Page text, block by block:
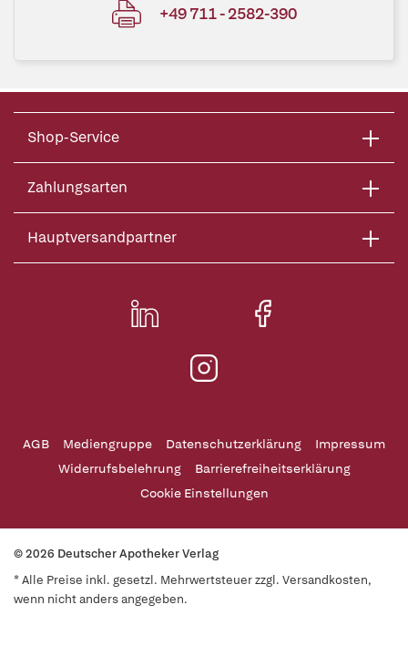
+49 711 - 2582-390
Shop-Service
Zahlungsarten
Hauptversandpartner
AGB Mediengruppe Datenschutzerklärung
Impressum
Widerrufsbelehrung
Barrierefreiheitserklärung
Cookie Einstellungen
© 2026 Deutscher Apotheker Verlag
* Alle Preise inkl. gesetzl. Mehrwertsteuer zzgl. Versandkosten,
wenn nicht anders angegeben.